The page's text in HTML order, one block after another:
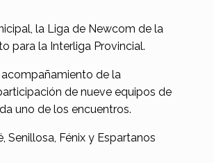
la Liga de Newcom de la
para la Interliga Provincial.
de la
de nueve equipos de
uno de los encuentros.
Senillosa, Fénix y Espartanos